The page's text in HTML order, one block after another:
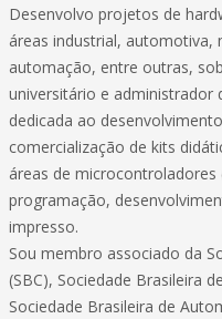
Desenvolvo projetos de
áreas industrial, automotiva,
automação, entre outras,
universitário e administrador
dedicada ao
comercialização de kits
áreas de microcontroladores
programação,
impresso.
Sou membro associado da
(SBC), Sociedade Brasileira
Sociedade Brasileira de